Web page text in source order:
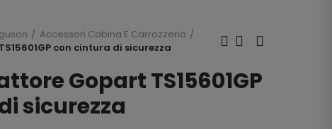
Accessori Cabina E Carrozzeria
con cintura di sicurezza
Gopart TS15601GP
sicurezza